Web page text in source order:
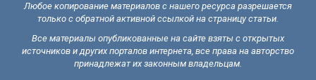
Любое копирование материалов с нашего ресурса разрешается
только с обратной активной ссылкой на страницу статьи.
Все материалы опубликованные на сайте взяты с открытых
источников и других порталов интернета, все права на авторство
принадлежат их законным владельцам.